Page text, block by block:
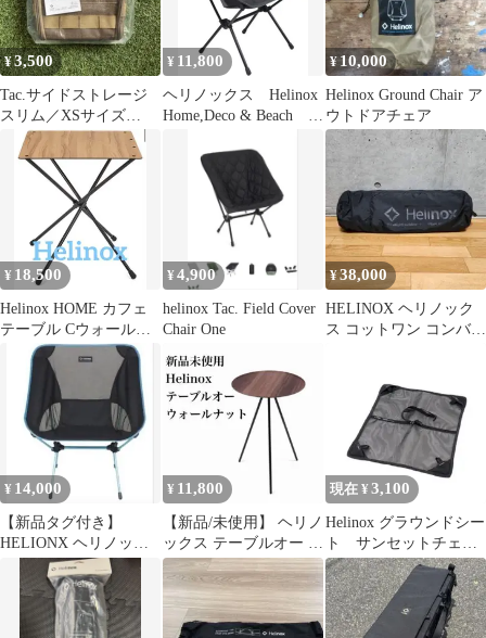
¥3,500
Tac.サイドストレージ
スリム／XSサイズ
【Helinox】
¥ 11,800
ヘリノックス Helinox
Home,Deco & Beach チ
¥10,000
Helinox Ground Chair ア
ウトドアチェア
¥ 18,500
Helinox HOME カフェ
テーブル Cウォールナ
ット ヘリノックス
¥4,900
helinox Tac. Field Cover
Chair One
¥38,000
HELINOX ヘリノック
ス コットワン コンバー
¥ 14,000
【新品タグ付き】
HELIONX ヘリノック
ス チェアワンL ブラッ
ク 折り畳み
¥ 11,800
【新品/未使用】 ヘリノ
ックス テーブルオー ウ
ォールナット サイドテ
ーブル
現在 ¥ 3,100
Helinox グラウンドシー
ト サンセットチェア
用 新品未使用